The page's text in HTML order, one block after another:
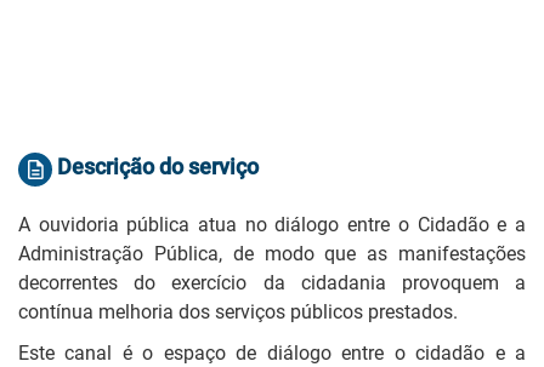
Descrição do serviço
A ouvidoria pública atua no diálogo entre o Cidadão e a
Administração Pública, de modo que as manifestações
decorrentes do exercício da cidadania provoquem a
contínua melhoria dos serviços públicos prestados.
Este canal é o espaço de diálogo entre o cidadão e a